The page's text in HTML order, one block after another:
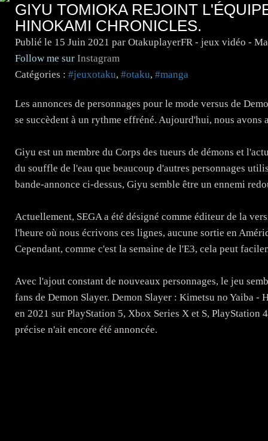
GIYU TOMIOKA REJOINT
HINOKAMI CHRONICLES.
Publié le 15 Juin 2021 par OtakuplayerFR - jeux vidéo -
Follow me sur Instagram
Catégories : #jeuxotaku, #otaku, #manga
Les annonces de personnages pour le mode versus de
se succèdent à un rythme effréné. Aujourd'hui, nous
Giyu est un membre du Corps des tueurs de démons et
du souffle de l'eau que beaucoup d'autres personnages
bande-annonce ci-dessus, Giyu semble être un ennemi
Actuellement, SEGA a été désigné comme éditeur de la
l'heure où nous écrivons ces lignes, aucune sortie en
Cependant, comme c'est la semaine de l'E3, cela peut
Avec l'ajout constant de nouveaux personnages, le jeu
fans de Demon Slayer. Demon Slayer : Kimetsu no Yaiba
en 2021 sur PlayStation 5, Xbox Series X et S, PlayStation
précise n'ait encore été annoncée.